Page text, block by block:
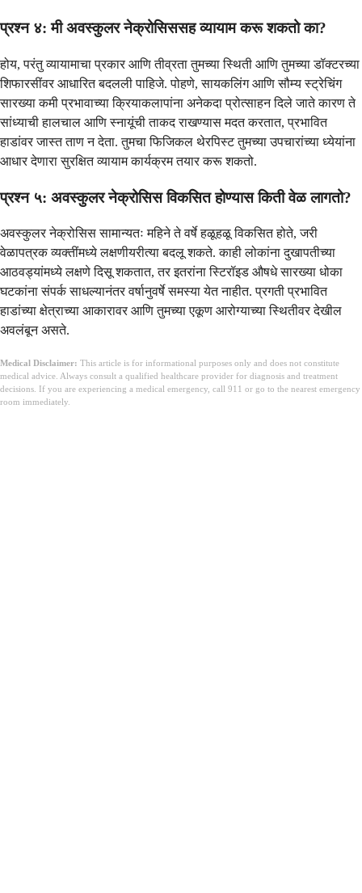
प्रश्न ४: मी अवस्कुलर नेक्रोसिससह व्यायाम करू शकतो का?
होय, परंतु व्यायामाचा प्रकार आणि तीव्रता तुमच्या स्थिती आणि तुमच्या डॉक्टरच्या
शिफारसींवर आधारित बदलली पाहिजे. पोहणे, सायकलिंग आणि सौम्य स्ट्रेचिंग
सारख्या कमी प्रभावाच्या क्रियाकलापांना अनेकदा प्रोत्साहन दिले जाते कारण ते
सांध्याची हालचाल आणि स्नायूंची ताकद राखण्यास मदत करतात, प्रभावित
हाडांवर जास्त ताण न देता. तुमचा फिजिकल थेरपिस्ट तुमच्या उपचारांच्या ध्येयांना
आधार देणारा सुरक्षित व्यायाम कार्यक्रम तयार करू शकतो.
प्रश्न ५: अवस्कुलर नेक्रोसिस विकसित होण्यास किती वेळ लागतो?
अवस्कुलर नेक्रोसिस सामान्यतः महिने ते वर्षे हळूहळू विकसित होते, जरी
वेळापत्रक व्यक्तींमध्ये लक्षणीयरीत्या बदलू शकते. काही लोकांना दुखापतीच्या
आठवड्यांमध्ये लक्षणे दिसू शकतात, तर इतरांना स्टिरॉइड औषधे सारख्या धोका
घटकांना संपर्क साधल्यानंतर वर्षानुवर्षे समस्या येत नाहीत. प्रगती प्रभावित
हाडांच्या क्षेत्राच्या आकारावर आणि तुमच्या एकूण आरोग्याच्या स्थितीवर देखील
अवलंबून असते.
Medical Disclaimer: This article is for informational purposes only and does not constitute
medical advice. Always consult a qualified healthcare provider for diagnosis and treatment
decisions. If you are experiencing a medical emergency, call 911 or go to the nearest emergency
room immediately.